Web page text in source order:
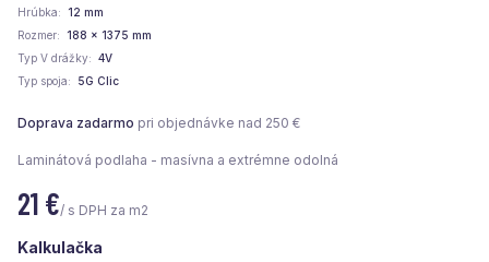
Hrúbka
12 mm
Rozmer
188 x 1375 mm
Typ V drážky
4V
Typ spoja
5G Clic
Doprava zadarmo pri objednávke nad 250 €
Laminátová podlaha - masívna a extrémne odolná
21 €/ s DPH za m2
Kalkulačka